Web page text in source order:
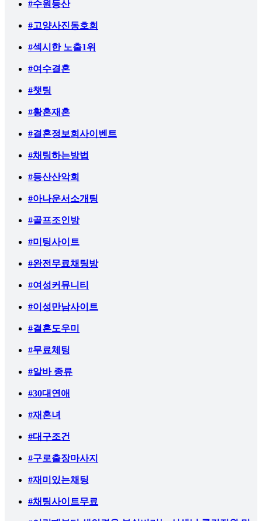
#수원등산
#고양사진동호회
#섹시한 노출1위
#여수결혼
#챗팅
#황혼재혼
#결혼정보회사이벤트
#채팅하는방법
#등산산악회
#아나운서소개팅
#골프조인방
#미팅사이트
#완전무료채팅방
#여성커뮤니티
#이성만남사이트
#결혼도우미
#무료체팅
#알바 종류
#30대연애
#재혼녀
#대구조건
#구로출장마사지
#재미있는채팅
#채팅사이트무료